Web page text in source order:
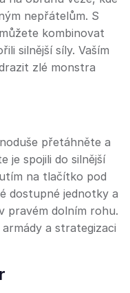
nepřátelům. S
kombinovat
silnější síly. Vaším
zlé monstra
přetáhněte a
je spojili do silnější
na tlačítko pod
dostupné jednotky a
pravém dolním rohu.
a strategizaci